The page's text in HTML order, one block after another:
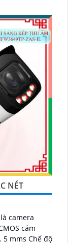
NÉT
camera
cảm
5 mms Chế độ